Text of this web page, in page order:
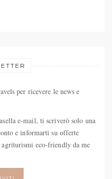
per ricevere le news e
e-mail, ti scriverò solo una
e informarti su offerte
eco-friendly da me